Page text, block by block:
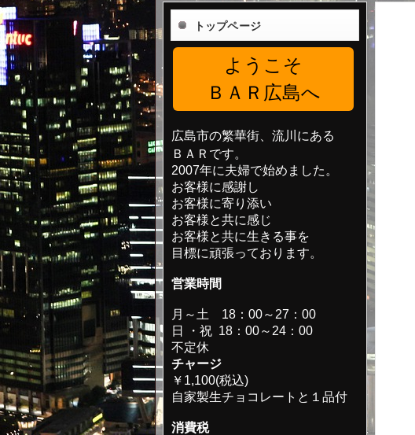
トップページ
ようこそ
ＢＡＲ広島へ
広島市の繁華街、流川にある
ＢＡＲです。
2007年に夫婦で始めました。
お客様に感謝し
お客様に寄り添い
お客様と共に感じ
お客様と共に生きる事を
目標に頑張っております。
営業時間
月～土 18：00～27：00
日 ・祝 18：00～24：00
不定休
チャージ
￥1,100(税込)
自家製生チョコレートと１品付
消費税